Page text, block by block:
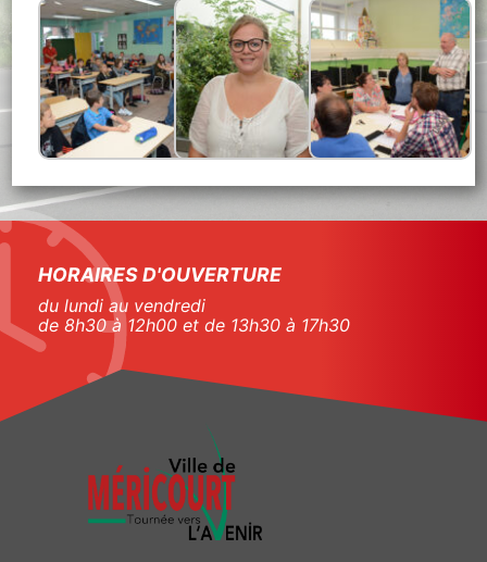
HORAIRES D'OUVERTURE
du lundi au vendredi
de 8h30 à 12h00 et de 13h30 à 17h30